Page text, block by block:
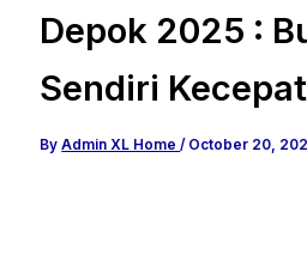
Depok 2025 :
Sendiri
ByAdmin XL Home/ October 20,